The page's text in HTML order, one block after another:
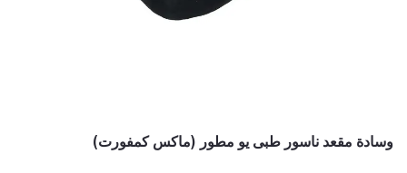
وسادة مقعد ناسور طبى يو مطور (ماكس كمفورت)